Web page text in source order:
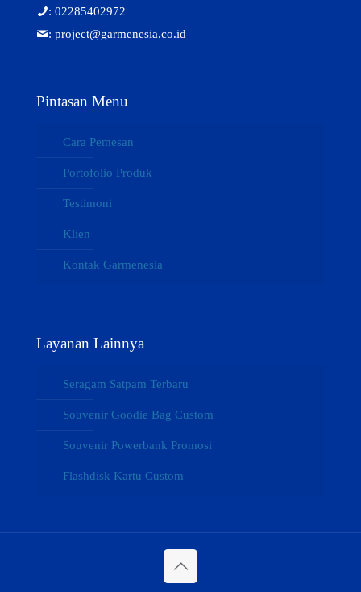
: 02285402972
: project@garmenesia.co.id
Pintasan Menu
Cara Pemesan
Portofolio Produk
Testimoni
Klien
Kontak Garmenesia
Layanan Lainnya
Seragam Satpam Terbaru
Souvenir Goodie Bag Custom
Souvenir Powerbank Promosi
Flashdisk Kartu Custom